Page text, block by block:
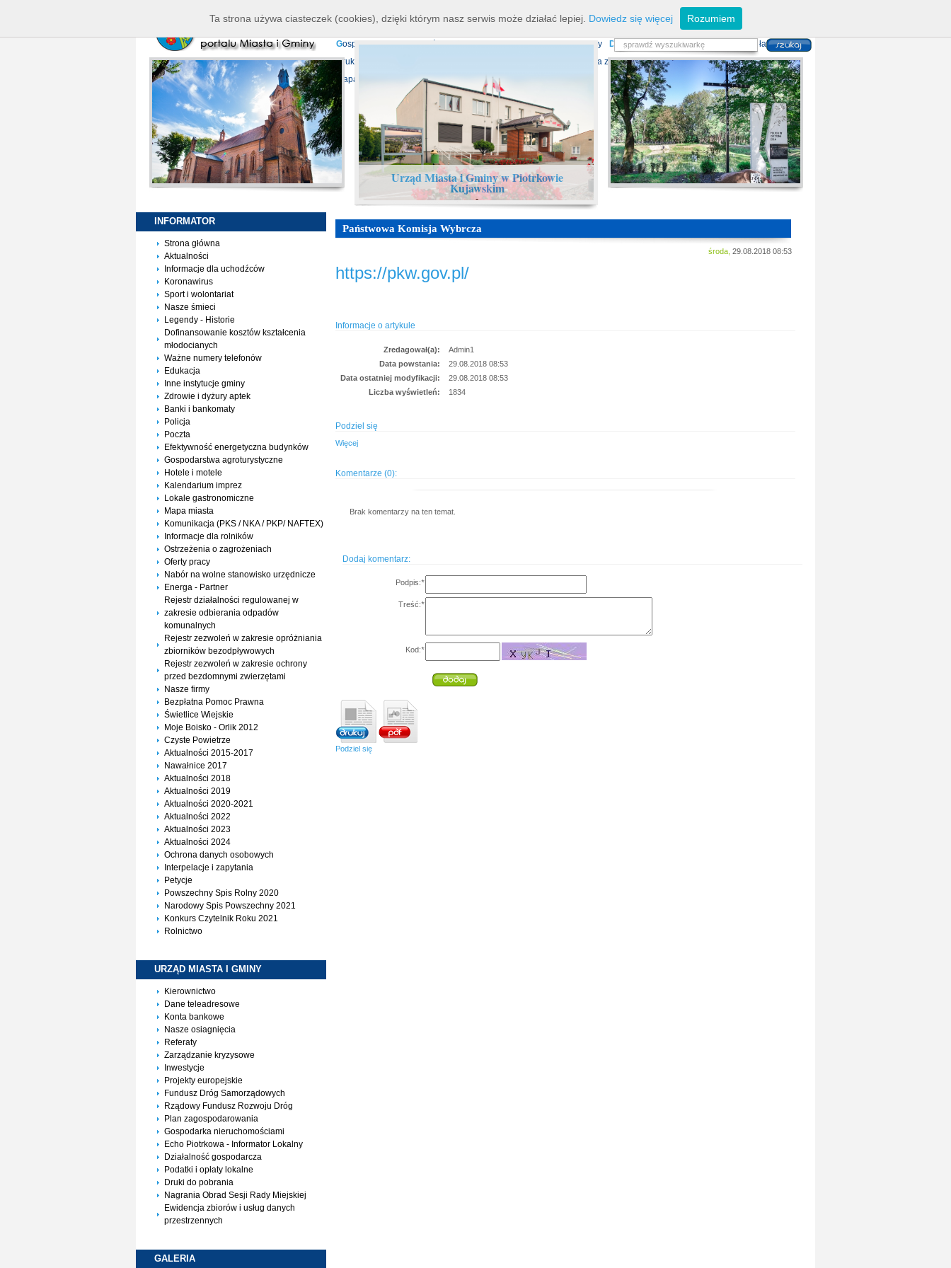
arządzanie kryzysowe
P
rojekty europejskie undusz Dróg Samorządowych ządowy Fundusz Rozwoju Dróg
lan zagospodarowania
Gospodarka nieruchomościami Echo Piotrkowa - Informator Lokalny D ziałalność gospodarcza
odatki i opłaty lokalne
D ruki do pobrania
widencja zbiorów i usług danych przestrzennych
Mapa serwisu
Urząd Miasta i Gminy w Piotrkowie
Kujawskim
-
INFORMATOR
Strona główna
Aktualności
Informacje dla uchodźców
Koronawirus
Sport i wolontariat
Nasze śmieci
Legendy - Historie
Dofinansowanie kosztów kształcenia
młodocianych
Ważne numery telefonów
Edukacja
Inne instytucje gminy
Zdrowie i dyżury aptek
Banki i bankomaty
Policja
Poczta
Efektywność energetyczna budynków
Gospodarstwa agroturystyczne
Hotele i motele
Kalendarium imprez
Lokale gastronomiczne
Mapa miasta
Komunikacja (PKS / NKA / PKP/ NAFTEX)
Informacje dla rolników
Ostrzeżenia o zagrożeniach
Oferty pracy
Nabór na wolne stanowisko urzędnicze
Energa - Partner
Rejestr działalności regulowanej w
zakresie odbierania odpadów
komunalnych
Rejestr zezwoleń w zakresie opróżniania
zbiorników bezodpływowych
Rejestr zezwoleń w zakresie ochrony
przed bezdomnymi zwierzętami
Nasze firmy
Bezpłatna Pomoc Prawna
Świetlice Wiejskie
Moje Boisko - Orlik 2012
Czyste Powietrze
Aktualności 2015-2017
Nawałnice 2017
Aktualności 2018
Aktualności 2019
Aktualności 2020-2021
Aktualności 2022
Aktualności 2023
Aktualności 2024
Ochrona danych osobowych
Interpelacje i zapytania
Petycje
Powszechny Spis Rolny 2020
Narodowy Spis Powszechny 2021
Konkurs Czytelnik Roku 2021
Rolnictwo
URZĄD MIASTA I GMINY
Kierownictwo
Dane teleadresowe
Konta bankowe
Nasze osiagnięcia
Referaty
Zarządzanie kryzysowe
Inwestycje
Projekty europejskie
Fundusz Dróg Samorządowych
Rządowy Fundusz Rozwoju Dróg
Plan zagospodarowania
Gospodarka nieruchomościami
Echo Piotrkowa - Informator Lokalny
Działalność gospodarcza
Podatki i opłaty lokalne
Druki do pobrania
Nagrania Obrad Sesji Rady Miejskiej
Ewidencja zbiorów i usług danych
przestrzennych
GALERIA
Państwowa Komisja Wybrcza
środa, 29.08.2018 08:53
https://pkw.gov.pl/
Informacje o artykule
Zredagował(a):
Admin1
Data powstania:
29.08.2018 08:53
Data ostatniej modyfikacji:
29.08.2018 08:53
Liczba wyświetleń:
1834
Podziel się
Więcej
Komentarze (0):
Brak komentarzy na ten temat.
Dodaj komentarz:
Podpis:*
Treść:*
Kod:*
Podziel się
Ta strona używa ciasteczek (cookies), dzięki którym nasz serwis może działać lepiej. Dowiedz się więcej Rozumiem